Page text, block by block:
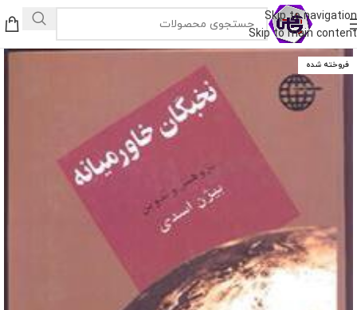
Skip to navigation
Skip to main content
فروخته شده